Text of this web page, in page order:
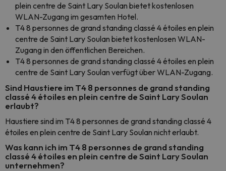
plein centre de Saint Lary Soulan bietet kostenlosen
WLAN-Zugang im gesamten Hotel.
T4 8 personnes de grand standing classé 4 étoiles en plein
centre de Saint Lary Soulan bietet kostenlosen WLAN-
Zugang in den öffentlichen Bereichen.
T4 8 personnes de grand standing classé 4 étoiles en plein
centre de Saint Lary Soulan verfügt über WLAN-Zugang.
Sind Haustiere im T4 8 personnes de grand standing
classé 4 étoiles en plein centre de Saint Lary Soulan
erlaubt?
Haustiere sind im T4 8 personnes de grand standing classé 4
étoiles en plein centre de Saint Lary Soulan nicht erlaubt.
Was kann ich im T4 8 personnes de grand standing
classé 4 étoiles en plein centre de Saint Lary Soulan
unternehmen?